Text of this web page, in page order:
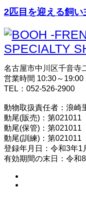
2匹目を迎える飼い
名古屋市中川区千音寺
営業時間 10:30～
TEL：052-526-2900
動物取扱責任者：浪崎
動尾(販売)：第021011
動尾(保管)：第021011
動尾(訓練)：第021011
登録年月日：令和3年1
有効期間の末日：令和